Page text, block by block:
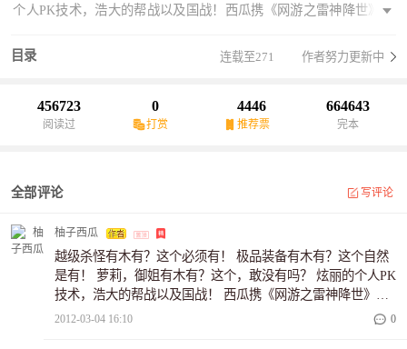
个人PK技术，浩大的帮战以及国战！西瓜携《网游之雷神降世》，
花，有木有？收藏有木有？
目录 连载至271 作者努力更新中
456723
阅读过
0
打赏
4446
推荐票
664643
完本
全部评论 写评论
柚子西瓜
越级杀怪有木有？这个必须有！ 极品装备有木有？这个自然
是有！ 萝莉，御姐有木有？这个，敢没有吗？ 炫丽的个人PK
技术，浩大的帮战以及国战！ 西瓜携《网游之雷神降世》，
为您呈现这一切，且看极品法师如何潇洒《灵界》，屹立巅
2012-03-04 16:10 0